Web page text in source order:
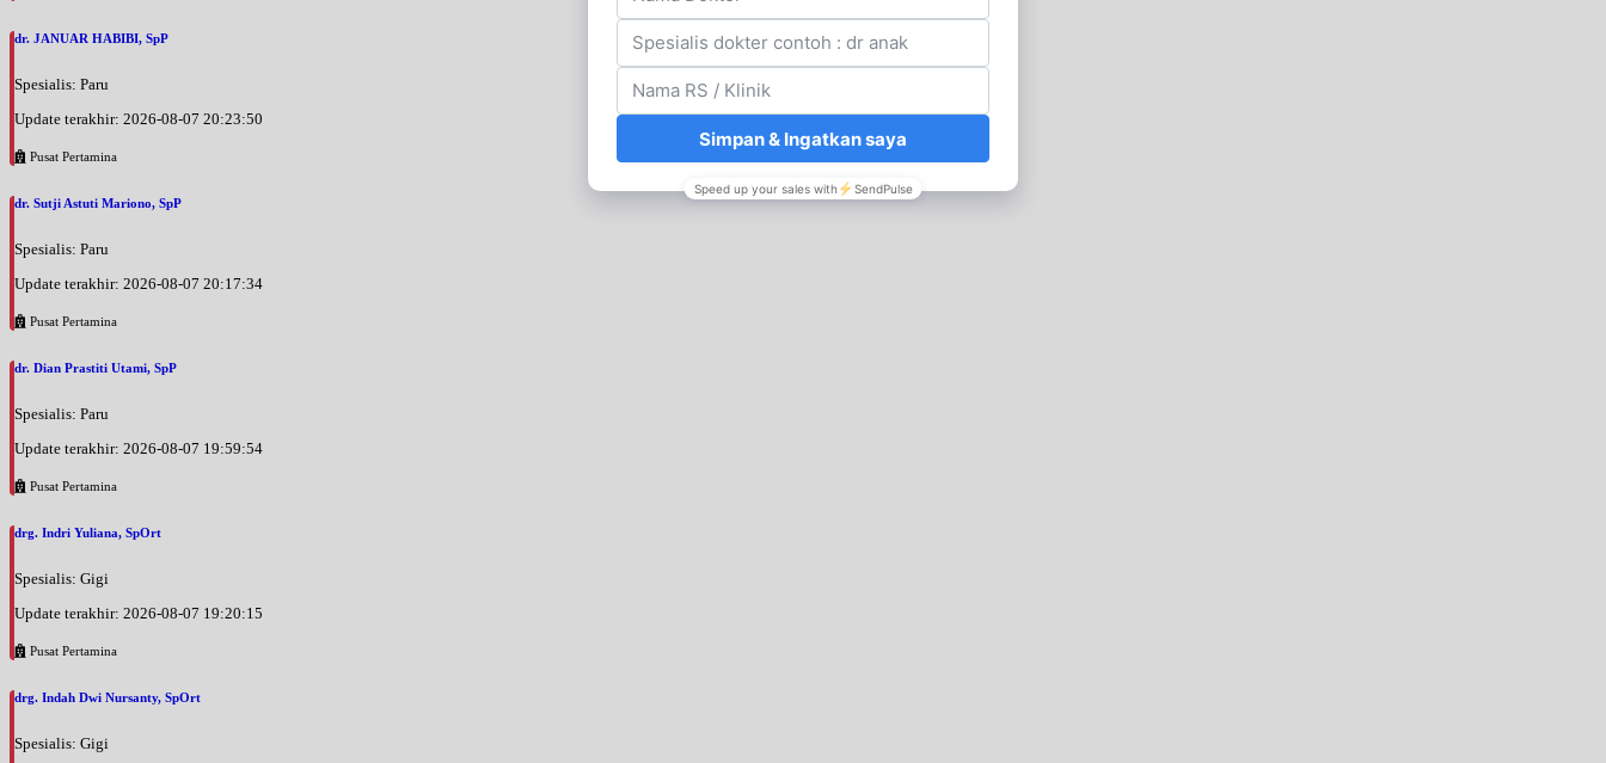
dr. JANUAR HABIBI, SpP
Spesialis: Paru
Update terakhir: 2026-08-07 20:23:50
Pusat Pertamina
dr. Sutji Astuti Mariono, SpP
Spesialis: Paru
Update terakhir: 2026-08-07 20:17:34
Pusat Pertamina
dr. Dian Prastiti Utami, SpP
Spesialis: Paru
Update terakhir: 2026-08-07 19:59:54
Pusat Pertamina
drg. Indri Yuliana, SpOrt
Spesialis: Gigi
Update terakhir: 2026-08-07 19:20:15
Pusat Pertamina
drg. Indah Dwi Nursanty, SpOrt
Spesialis: Gigi